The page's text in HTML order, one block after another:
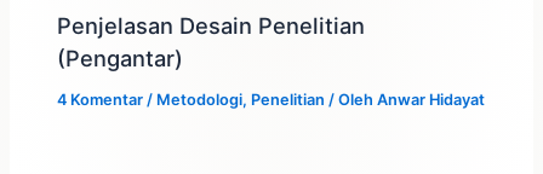
Penjelasan Desain Penelitian
(Pengantar)
4 Komentar / Metodologi, Penelitian / OlehAnwar Hidayat